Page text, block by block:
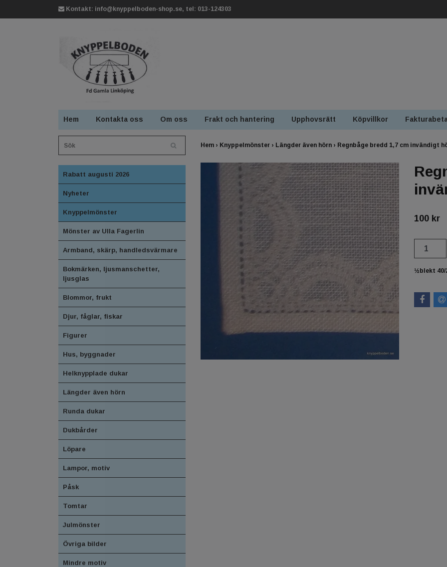
Kontakt: info@knyppelboden-shop.se, tel: 013-124303
Hem Kontakta oss Om oss Frakt och hantering Upphovsrätt Köpvillkor
Rabatt augusti 2026
Nyheter
Knyppelmönster
Mönster av Ulla Fagerlin
Armband, skärp, handledsvärmare
Bokmärken, ljusmanschetter,
ljusglas
Blommor, frukt
Djur, fåglar, fiskar
Figurer
Hus, byggnader
Helknypplade dukar
Längder även hörn
Runda dukar
Dukbårder
Löpare
Lampor, motiv
Påsk
Tomtar
Julmönster
Övriga bilder
Mindre motiv
Hem › Knyppelmönster › Längder även hörn › Regnbåge bredd 1,7 cm invändigt
100 kr
½blekt 40/